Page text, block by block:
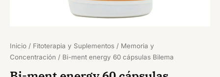
Inicio / Fitoterapia y Suplementos / Memoria y
Concentración / Bi-ment energy 60 cápsulas Bilema